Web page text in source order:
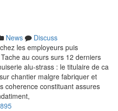
News
Discuss
les employeurs puis
au cours surs 12 derniers
alu-strass : le titulaire de ca
chantier malgre fabriquer et
coherence constituant assures